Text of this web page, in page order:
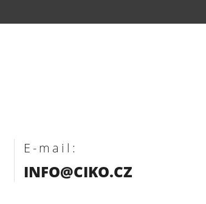
E-mail:
INFO@CIKO.CZ